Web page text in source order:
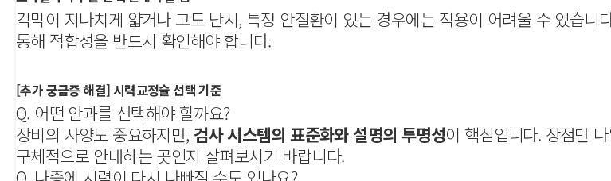
각막이 지나치게 얇거나 고도 난시, 특정 안질환이 있는 경우에는 적용이 어려울 수 있습
통해 적합성을 반드시 확인해야 합니다.
[추가 궁금증 해결] 시력교정술 선택 기준
Q. 어떤 안과를 선택해야 할까요?
장비의 사양도 중요하지만, 검사 시스템의 표준화와 설명의 투명성이 핵심입니다. 장점만
구체적으로 안내하는 곳인지 살펴보시기 바랍니다.